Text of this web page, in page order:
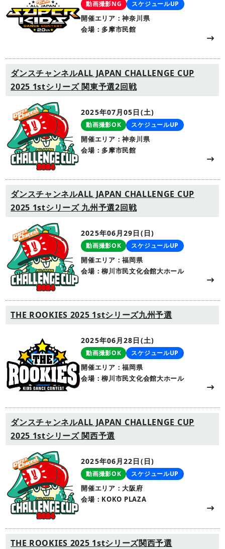
動画撮影NG スケジュールUP
開催エリア：神奈川県
会場：多摩市民館
ダンスチャンネルALL JAPAN CHALLENGE CUP
2025 1stシリーズ 関東予選2回戦
2025年07月05日(土)
動画撮影OK スケジュールUP
開催エリア：神奈川県
会場：多摩市民館
ダンスチャンネルALL JAPAN CHALLENGE CUP
2025 1stシリーズ 九州予選2回戦
2025年06月29日(日)
動画撮影OK スケジュールUP
開催エリア：福岡県
会場：柳川市民文化会館大ホール
THE ROOKIES 2025 1stシリーズ九州予選
2025年06月28日(土)
動画撮影OK スケジュールUP
開催エリア：福岡県
会場：柳川市民文化会館大ホール
ダンスチャンネルALL JAPAN CHALLENGE CUP
2025 1stシリーズ 関西予選
2025年06月22日(日)
動画撮影OK スケジュールUP
開催エリア：大阪府
会場：KOKO PLAZA
THE ROOKIES 2025 1stシリーズ関西予選